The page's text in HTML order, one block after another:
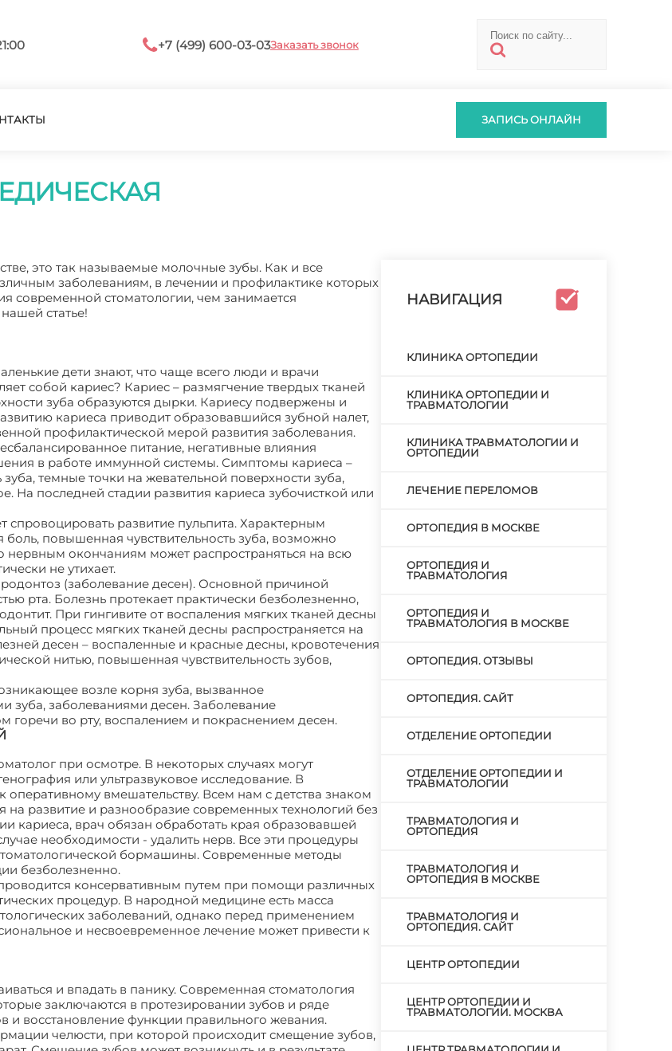
+7 (499) 600-03-03Заказать звонок
ЗАПИСЬ ОНЛАЙН
это так называемые молочные зубы. Как и все
заболеваниям, в лечении и профилактике которых
современной стоматологии, чем занимается
статье!
дети знают, что чаще всего люди и врачи
собой кариес? Кариес – размягчение твердых тканей
зуба образуются дырки. Кариесу подвержены и
кариеса приводит образовавшийся зубной налет,
профилактической мерой развития заболевания.
питание, негативные влияния
в работе иммунной системы. Симптомы кариеса –
темные точки на жевательной поверхности зуба,
На последней стадии развития кариеса зубочисткой или
развитие пульпита. Характерным
повышенная чувствительность зуба, возможно
нервным окончаниям может распространяться на всю
не утихает.
(заболевание десен). Основной причиной
рта. Болезнь протекает практически безболезненно,
При гингивите от воспаления мягких тканей десны
процесс мягких тканей десны распространяется на
десен – воспаленные и красные десны, кровотечения
нитью, повышенная чувствительность зубов,
возле корня зуба, вызванное
заболеваниями десен. Заболевание
горечи во рту, воспалением и покраснением десен.
при осмотре. В некоторых случаях могут
или ультразвуковое исследование. В
вмешательству. Всем нам с детства знаком
развитие и разнообразие современных технологий без
кариеса, врач обязан обработать края образовавшей
необходимости - удалить нерв. Все эти процедуры
бормашины. Современные методы
безболезненно.
консервативным путем при помощи различных
процедур. В народной медицине есть масса
заболеваний, однако перед применением
и несвоевременное лечение может привести к
и впадать в панику. Современная стоматология
заключаются в протезировании зубов и ряде
и восстановление функции правильного жевания.
челюсти, при которой происходит смещение зубов,
НАВИГАЦИЯ
КЛИНИКА ОРТОПЕДИИ
КЛИНИКА ОРТОПЕДИИ И
ТРАВМАТОЛОГИИ
КЛИНИКА ТРАВМАТОЛОГИИ И
ОРТОПЕДИИ
ЛЕЧЕНИЕ ПЕРЕЛОМОВ
ОРТОПЕДИЯ В МОСКВЕ
ОРТОПЕДИЯ И
ТРАВМАТОЛОГИЯ
ОРТОПЕДИЯ И
ТРАВМАТОЛОГИЯ В МОСКВЕ
ОРТОПЕДИЯ. ОТЗЫВЫ
ОРТОПЕДИЯ. САЙТ
ОТДЕЛЕНИЕ ОРТОПЕДИИ
ОТДЕЛЕНИЕ ОРТОПЕДИИ И
ТРАВМАТОЛОГИИ
ТРАВМАТОЛОГИЯ И
ОРТОПЕДИЯ
ТРАВМАТОЛОГИЯ И
ОРТОПЕДИЯ В МОСКВЕ
ТРАВМАТОЛОГИЯ И
ОРТОПЕДИЯ. САЙТ
ЦЕНТР ОРТОПЕДИИ
ЦЕНТР ОРТОПЕДИИ И
ТРАВМАТОЛОГИИ. МОСКВА